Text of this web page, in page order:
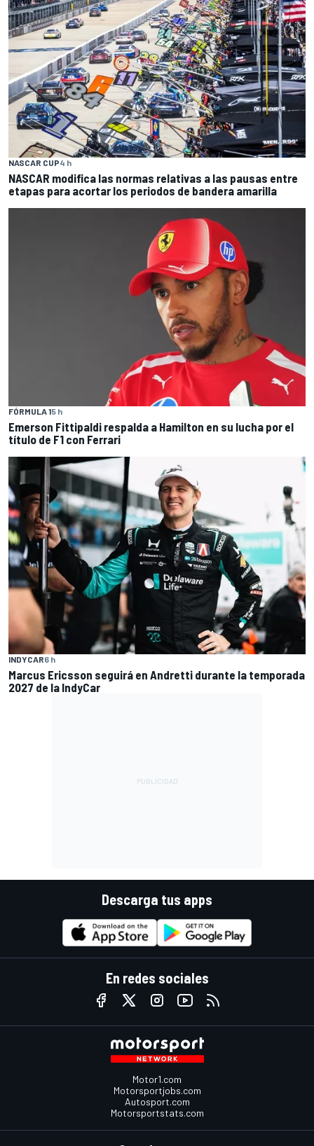
NASCAR CUP4 h
NASCAR modifica las normas relativas a las pausas entre
etapas para acortar los periodos de bandera amarilla
FÓRMULA 15 h
Emerson Fittipaldi respalda a Hamilton en su lucha por el
título de F1 con Ferrari
INDYCAR6 h
Marcus Ericsson seguirá en Andretti durante la temporada
2027 de la IndyCar
Descarga tus apps
En redes sociales
Motor1.com
Motorsportjobs.com
Autosport.com
Motorsportstats.com